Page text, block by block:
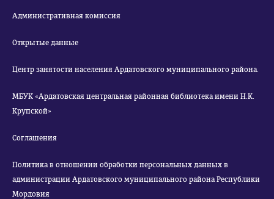
Административная комиссия
Открытые данные
Центр занятости населения Ардатовского муниципального района.
МБУК «Ардатовская центральная районная библиотека имени Н.К.
Крупской»
Соглашения
Политика в отношении обработки персональных данных в
администрации Ардатовского муниципального района Республики
Мордовия